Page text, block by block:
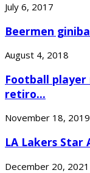
July 6, 2017
Beermen
August 4, 2018
Football player
retiro...
November 18, 2019
LA Lakers Star
December 20, 2021